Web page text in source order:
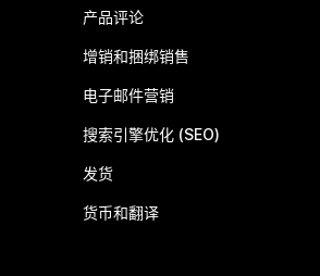
产品评论
增销和捆绑销售
电子邮件营销
搜索引擎优化 (SEO)
发货
货币和翻译